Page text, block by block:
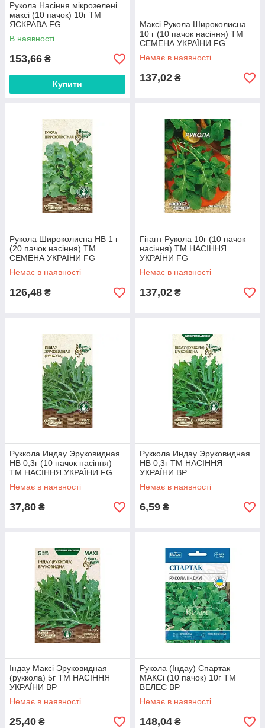
Рукола Насіння мікрозелені
максі (10 пачок) 10г ТМ
ЯСКРАВА FG
В наявності
153,66 ₴
Купити
Максі Рукола Широколисна
10 г (10 пачок насіння) ТМ
СЕМЕНА УКРАЇНИ FG
Немає в наявності
137,02 ₴
Рукола Широколисна НВ 1 г
(20 пачок насіння) ТМ
СЕМЕНА УКРАЇНИ FG
Немає в наявності
126,48 ₴
Гігант Рукола 10г (10 пачок
насіння) ТМ НАСІННЯ
УКРАЇНИ FG
Немає в наявності
137,02 ₴
Руккола Индау Эруковидная
НВ 0,3г (10 пачок насіння)
ТМ НАСІННЯ УКРАЇНИ FG
Немає в наявності
37,80 ₴
Руккола Индау Эруковидная
НВ 0,3г ТМ НАСІННЯ
УКРАЇНИ BP
Немає в наявності
6,59 ₴
Індау Максі Эруковидная
(руккола) 5г ТМ НАСІННЯ
УКРАЇНИ BP
Немає в наявності
25,40 ₴
Рукола (Індау) Спартак
МАКСі (10 пачок) 10г ТМ
ВЕЛЕС BP
Немає в наявності
148,04 ₴